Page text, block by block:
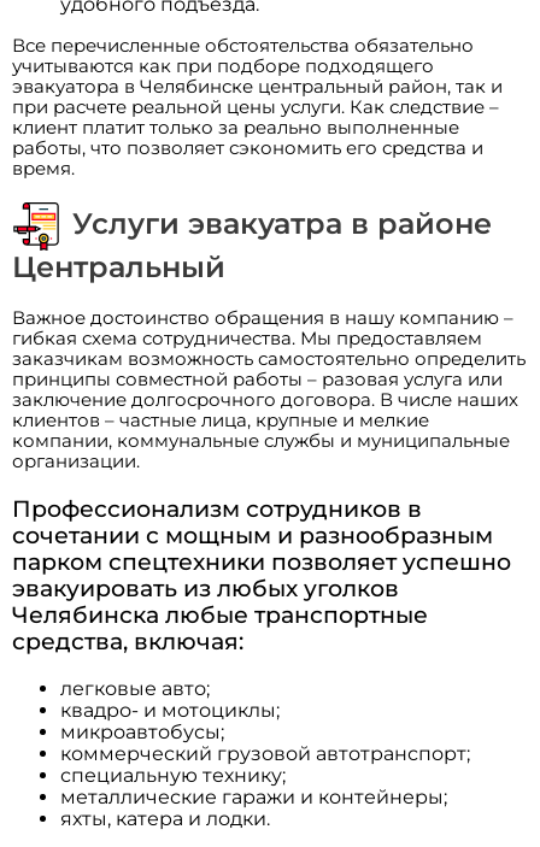
Все перечисленные обстоятельства обязательно
учитываются как при подборе подходящего
эвакуатора в Челябинске центральный район, так и
при расчете реальной цены услуги. Как следствие –
клиент платит только за реально выполненные
работы, что позволяет сэкономить его средства и
время.
Услуги эвакуатра в районе
Центральный
Важное достоинство обращения в нашу компанию –
гибкая схема сотрудничества. Мы предоставляем
заказчикам возможность самостоятельно определить
принципы совместной работы – разовая услуга или
заключение долгосрочного договора. В числе наших
клиентов – частные лица, крупные и мелкие
компании, коммунальные службы и муниципальные
организации.
Профессионализм сотрудников в
сочетании с мощным и разнообразным
парком спецтехники позволяет успешно
эвакуировать из любых уголков
Челябинска любые транспортные
средства, включая:
легковые авто;
квадро- и мотоциклы;
микроавтобусы;
коммерческий грузовой автотранспорт;
специальную технику;
металлические гаражи и контейнеры;
яхты, катера и лодки.